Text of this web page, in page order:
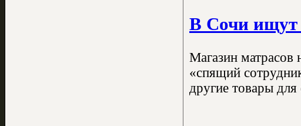
В Сочи ищут
Магазин матрасов
«спящий
другие товары